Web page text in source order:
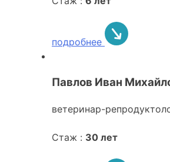
подробнее
Павлов Иван
ветеринар-
Стаж : 30 лет